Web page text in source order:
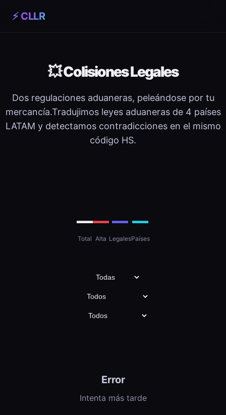
⚡ CLLR
💥 Colisiones Legales
Dos regulaciones aduaneras, peleándose por tu
mercancía.Tradujimos leyes aduaneras de 4 países
LATAM y detectamos contradicciones en el mismo
código HS.
—
Total
—
Alta
—
Legales
—
Países
Error
Intenta más tarde